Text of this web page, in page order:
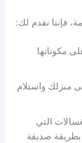
فإننا نقدم لك:
مكوناتها
منزلك واستلام
التي
بطريقة صديقة